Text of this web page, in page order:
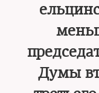
Думы